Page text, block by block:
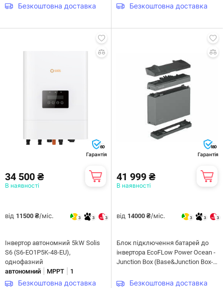
Безкоштовна доставка Безкоштовна доставка
60
Гарантія
34 500 ₴
В наявності
від 11500 ₴/міс. 3 3 3
Інвертор автономний 5kW Solis
S6 (S6-EO1P5K-48-EU),
однофазний
автономний
MPPT 1
Безкоштовна доставка
180
Гарантія
41 999 ₴
В наявності
від 14000 ₴/міс. 3 3 3
Блок підключення батарей до
інвертора EcoFLow Power Ocean -
Junction Box (Base&Junction Box-
Безкоштовна доставка